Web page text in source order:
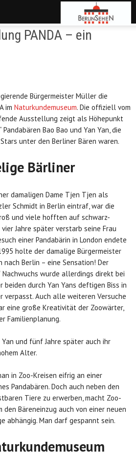
PANDA – ein
Bürgermeister Müller die
im Naturkundemuseum. Die offiziell vom
Ausstellung zeigt als Höhepunkt
Bao Bao und Yan Yan, die
unter den Berliner Bären waren.
Bärliner
damaligen Dame Tjen Tjen als
Schmidt in Berlin eintraf, war die
und viele hofften auf schwarz-
Jahre später verstarb seine Frau
einer Pandabärin in London endete
holte der damalige Bürgermeister
nach Berlin – eine Sensation! Der
wurde allerdings direkt bei
beiden durch Yan Yans deftigen Biss in
verpasst. Auch alle weiteren Versuche
eine große Kreativität der Zoowärter,
Familienplanung.
und fünf Jahre später auch ihr
Alter.
in Zoo-Kreisen eifrig an einer
Pandabären. Doch auch neben den
Tiere zu erwerben, macht Zoo-
den Bäreneinzug auch von einer neuen
abhängig. Man darf gespannt sein.